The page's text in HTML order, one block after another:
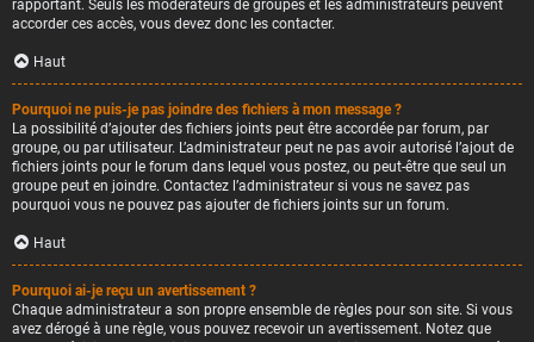
rapportant. Seuls les modérateurs de groupes et les administrateurs peuvent
accorder ces accès, vous devez donc les contacter.
Haut
Pourquoi ne puis-je pas joindre des fichiers à mon message ?
La possibilité d’ajouter des fichiers joints peut être accordée par forum, par
groupe, ou par utilisateur. L’administrateur peut ne pas avoir autorisé l’ajout de
fichiers joints pour le forum dans lequel vous postez, ou peut-être que seul un
groupe peut en joindre. Contactez l’administrateur si vous ne savez pas
pourquoi vous ne pouvez pas ajouter de fichiers joints sur un forum.
Haut
Pourquoi ai-je reçu un avertissement ?
Chaque administrateur a son propre ensemble de règles pour son site. Si vous
avez dérogé à une règle, vous pouvez recevoir un avertissement. Notez que